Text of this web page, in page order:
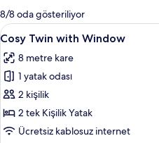
mevcut
filtreler
8/8 oda gösteriliyor
Cosy
Twin
with
Window
için
tüm
fotoğrafları
6
Cosy Twin with Window
8 metre kare
1 yatak odası
2 kişilik
2 tek Kişilik Yatak
Ücretsiz kablosuz internet